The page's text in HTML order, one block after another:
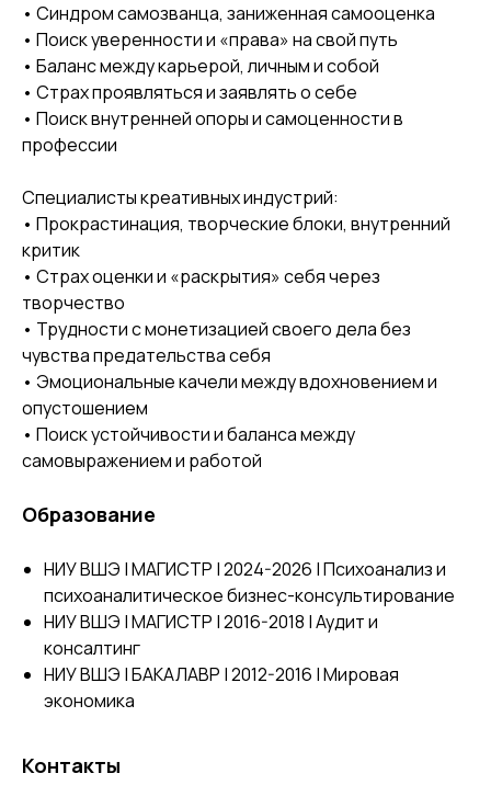
• Синдром самозванца, заниженная самооценка
• Поиск уверенности и «права» на свой путь
• Баланс между карьерой, личным и собой
• Страх проявляться и заявлять о себе
• Поиск внутренней опоры и самоценности в
профессии
Специалисты креативных индустрий:
• Прокрастинация, творческие блоки, внутренний
критик
• Страх оценки и «раскрытия» себя через
творчество
• Трудности с монетизацией своего дела без
чувства предательства себя
• Эмоциональные качели между вдохновением и
опустошением
• Поиск устойчивости и баланса между
самовыражением и работой
Образование
НИУ ВШЭ | МАГИСТР | 2024-2026 | Психоанализ и
психоаналитическое бизнес-консультирование
НИУ ВШЭ | МАГИСТР | 2016-2018 | Аудит и
консалтинг
НИУ ВШЭ | БАКАЛАВР | 2012-2016 | Мировая
экономика
Контакты